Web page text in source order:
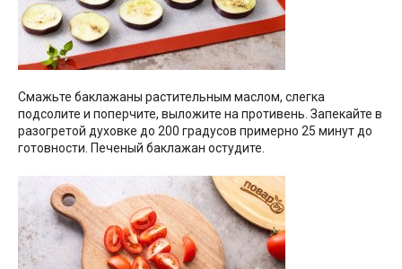
Смажьте баклажаны растительным маслом, слегка
подсолите и поперчите, выложите на противень. Запекайте в
разогретой духовке до 200 градусов примерно 25 минут до
готовности. Печеный баклажан остудите.